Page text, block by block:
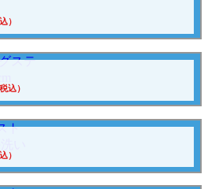
）
込）
）